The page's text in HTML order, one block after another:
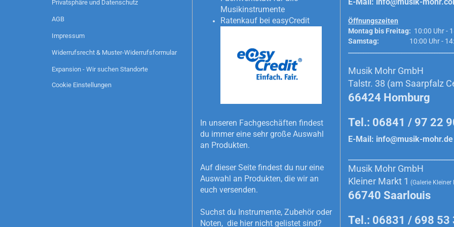
Privatsphäre und Datenschutz
AGB
Impressum
Widerrufsrecht & Muster-Widerrufsformular
Expansion - Wir suchen Standorte
Cookie Einstellungen
Musikinstrumente
Ratenkauf bei easyCredit
In unseren Fachgeschäften findest
du immer eine sehr große Auswahl
an Produkten.
Auf dieser Seite findest du nur eine
Auswahl an Produkten, die wir an
euch versenden.
Suchst du Instrumente, Zubehör oder
Noten, die hier nicht gelistet sind?
Öffnungszeiten
Montag bis Freitag: 10:00 Uhr -
Samstag: 10:00 Uhr -
Musik Mohr GmbH
Talstr. 38 (am Saarpfalz
66424 Homburg
Tel.: 06841 / 97 22
E-Mail: info@musik-mohr.de
Musik Mohr GmbH
Kleiner Markt 1 (Galerie Kleiner
66740 Saarlouis
Tel.: 06831 / 698 53